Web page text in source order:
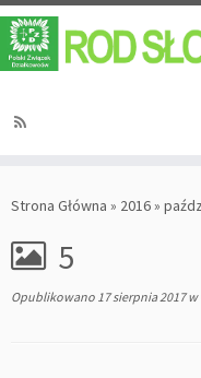
Strona Główna » 2016»
5
Opublikowano 17 sierpnia 2017w